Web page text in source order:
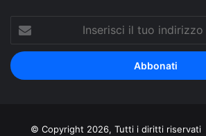
tuo
indirizzo
mail
© Copyright 2026, Tutti i diritti riservati